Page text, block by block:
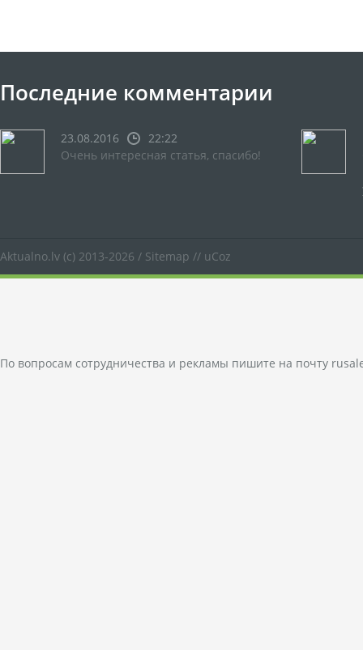
Последние комментарии
23.08.2016
22:22
Очень интересная статья, спасибо!
Aktualno.lv (c) 2013-2026 / Sitemap // uCoz
По вопросам сотрудничества и рекламы пишите на почту